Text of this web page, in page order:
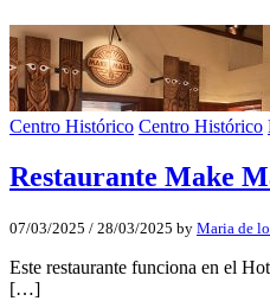
Centro Histórico Centro Histórico
Restaurante Make
07/03/2025 / 28/03/2025 by Maria de
Este restaurante funciona en el
[…]